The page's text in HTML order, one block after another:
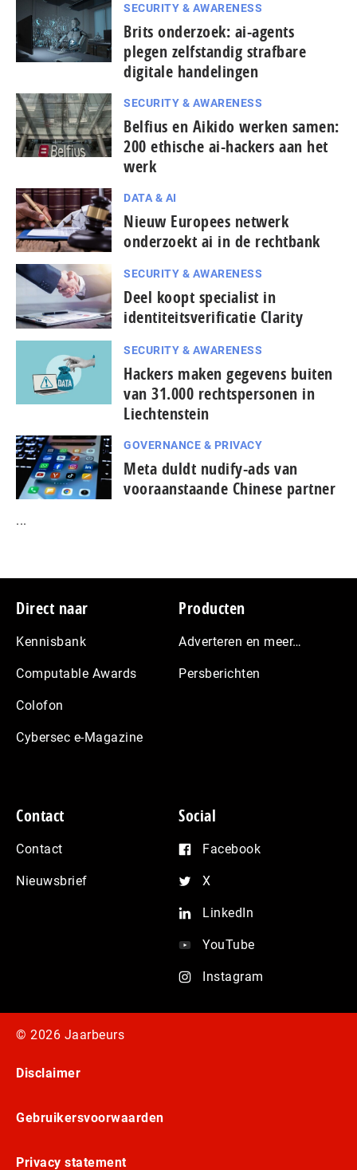
SECURITY & AWARENESS
Brits onderzoek: ai-agents
plegen zelfstandig strafbare
digitale handelingen
SECURITY & AWARENESS
Belfius en Aikido werken samen:
200 ethische ai-hackers aan het
werk
DATA & AI
Nieuw Europees netwerk
onderzoekt ai in de rechtbank
SECURITY & AWARENESS
Deel koopt specialist in
identiteitsverificatie Clarity
SECURITY & AWARENESS
Hackers maken gegevens buiten
van 31.000 rechtspersonen in
Liechtenstein
GOVERNANCE & PRIVACY
Meta duldt nudify-ads van
vooraanstaande Chinese partner
...
Footer
Direct naar
Kennisbank
Computable Awards
Colofon
Cybersec e-Magazine
Producten
Adverteren en meer…
Persberichten
Contact
Contact
Nieuwsbrief
Social
Facebook
X
LinkedIn
YouTube
Instagram
© 2026 Jaarbeurs
Disclaimer
Gebruikersvoorwaarden
Privacy statement